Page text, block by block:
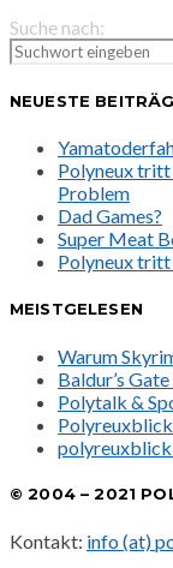
Suche nach:
NEUESTE
Polyneux tritt
Problem
Dad Games?
Super Meat
Polyneux tritt
MEISTGELESEN
Warum
Baldur’s
Polytalk &
© 2004 – 2021
Kontakt: info (at)